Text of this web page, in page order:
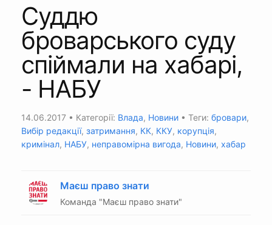
Суддю
броварського суду
спіймали на хабарі,
- НАБУ
14.06.2017 • Категорії: Влада, Новини • Теги: бровари,
Вибір редакції, затримання, КК, ККУ, корупція,
кримінал, НАБУ, неправомірна вигода, Новини, хабар
Маєш право знати
Команда "Маєш право знати"